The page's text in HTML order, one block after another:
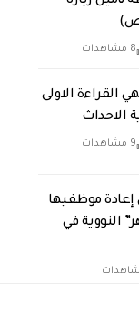
(ص)
8 مشاهدات
القراءة الاولى
الاحداث
9 مشاهدات
إعادة موظفيها
النووية في